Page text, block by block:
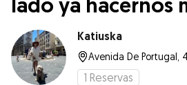
Katiuska
Avenida De Portugal,
1 Reservas